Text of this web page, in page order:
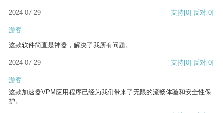
2024-07-29 支持[0] 反对[0]
游客
这款软件简直是神器，解决了我所有问题。
2024-07-29 支持[0] 反对[0]
游客
这款加速器VPM应用程序已经为我们带来了无限的流畅体验和安全性保
护。